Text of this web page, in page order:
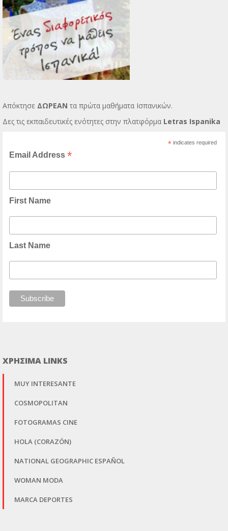
Απόκτησε ΔΩΡΕΑΝ τα πρώτα μαθήματα Ισπανικών.
Δες τις εκπαιδευτικές ενότητες στην πλατφόρμα Letras Ispanika
* indicates required
Email Address*
First Name
Last Name
ΧΡΗΣΙΜΑ LINKS
MUY INTERESANTE
COSMOPOLITAN
FOTOGRAMAS CINE
HOLA (CORAZÓN)
NATIONAL GEOGRAPHIC ESPAÑOL
WOMAN MODA
MARCA DEPORTES